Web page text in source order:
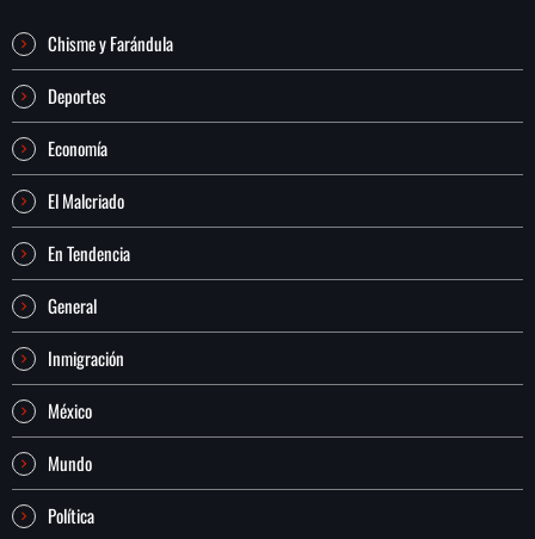
Chisme y Farándula
Deportes
Economía
El Malcriado
En Tendencia
General
Inmigración
México
Mundo
Política